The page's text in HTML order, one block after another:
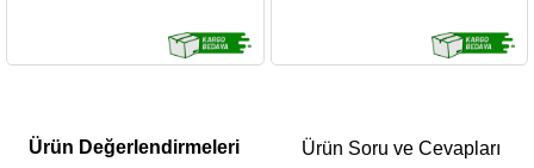
POLO YAKA T-SHIRT KEMER BOXER
Ürün Değerlendirmeleri Ürün Soru ve Cevapları